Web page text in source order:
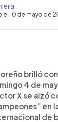
el 10 de mayo de
artículo
brilló
4 de
X se alzó
en
de